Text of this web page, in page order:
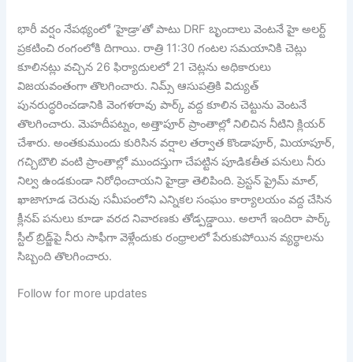
భారీ వర్షం నేపథ్యంలో ‘హైడ్రా’తో పాటు DRF బృందాలు వెంటనే హై అలర్ట్
ప్రకటించి రంగంలోకి దిగాయి. రాత్రి 11:30 గంటల సమయానికి చెట్లు
కూలినట్లు వచ్చిన 26 ఫిర్యాదులలో 21 చెట్లను అధికారులు
విజయవంతంగా తొలగించారు. నిమ్స్ ఆసుపత్రికి విద్యుత్
పునరుద్ధరించడానికి వెంగళరావు పార్క్ వద్ద కూలిన చెట్టును వెంటనే
తొలగించారు. మెహదీపట్నం, అత్తాపూర్ ప్రాంతాల్లో నిలిచిన నీటిని క్లియర్
చేశారు. అంతకుముందు కురిసిన వర్షాల తర్వాత కొండాపూర్, మియాపూర్,
గచ్చిబౌలి వంటి ప్రాంతాల్లో ముందస్తుగా చేపట్టిన పూడికతీత పనులు నీరు
నిల్వ ఉండకుండా నిరోధించాయని హైడ్రా తెలిపింది. ప్రెస్టన్ ప్రైమ్ మాల్,
ఖాజాగూడ చెరువు సమీపంలోని ఎన్నికల సంఘం కార్యాలయం వద్ద చేసిన
క్లీనప్ పనులు కూడా వరద నివారణకు తోడ్పడ్డాయి. అలాగే ఇందిరా పార్క్
స్టీల్ బ్రిడ్జ్‌పై నీరు సాఫీగా వెళ్లేందుకు రంధ్రాలలో పేరుకుపోయిన వ్యర్థాలను
సిబ్బంది తొలగించారు.
Follow for more updates